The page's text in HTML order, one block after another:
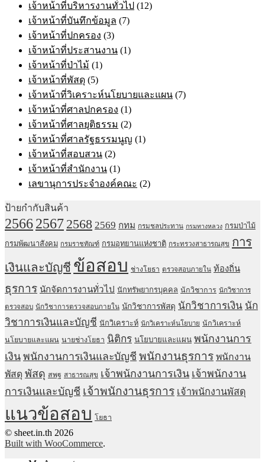
เจ้าหน้าที่บริหารงานทั่วไป (12)
เจ้าหน้าที่บันทึกข้อมูล (7)
เจ้าหน้าที่ปกครอง (3)
เจ้าหน้าที่ประสานงาน (1)
เจ้าหน้าที่ป่าไม้ (1)
เจ้าหน้าที่พัสดุ (5)
เจ้าหน้าที่วิเคราะห์นโยบายและแผน (7)
เจ้าหน้าที่ศาลปกครอง (1)
เจ้าหน้าที่ศาลยุติธรรม (2)
เจ้าหน้าที่ศาลรัฐธรรมนูญ (1)
เจ้าหน้าที่สอบสวน (2)
เจ้าหน้าที่สำนักงาน (1)
เลขานุการประจำองค์คณะ (2)
ป้ายกำกับสินค้า
25662567 2568 2569 กทม กรมชลประทาน กรมทางหลวง กรมป่าไม้
กรมพัฒนาสังคม กรมราชทัณฑ์ กรมอุทยานแห่งชาติ กระทรวงสาธารณสุข การ
เงินและบัญชี ข้อสอบ ช่างโยธา ตรวจสอบภายใน ท้องถิ่น
ธุรการ นักจัดการงานทั่วไป นักทรัพยากรบุคคล นักวิชาการ นักวิชาการ
ตรวจสอบ นักวิชาการตรวจสอบภายใน นักวิชาการพัสดุ นักวิชาการเงิน นัก
วิชาการเงินและบัญชี นักวิเคราะห์ นักวิเคราะห์นโยบาย นักวิเคราะห์
นโยบายและแผน นายช่างโยธา นิติกร นโยบายและแผน พนักงานการ
เงิน พนักงานการเงินและบัญชี พนักงานธุรการ พนักงาน
พัสดุ พัสดุ สพฐ สาธารณสุข เจ้าพนักงานการเงิน เจ้าพนักงาน
การเงินและบัญชี เจ้าพนักงานธุรการ เจ้าพนักงานพัสดุ
แนวข้อสอบ โยธา
© sheet.in.th 2026
Built with WooCommerce.